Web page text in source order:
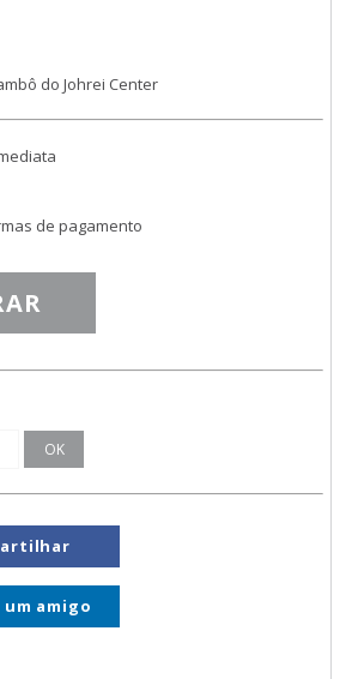
do Johrei Center
de pagamento
amigo